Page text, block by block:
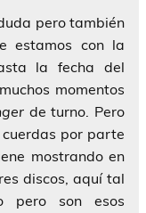
pero también
estamos con la
la fecha del
momentos
de turno. Pero
por parte
mostrando en
discos, aquí tal
pero son esos